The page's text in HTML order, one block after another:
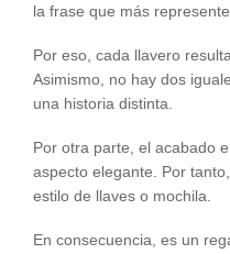
la frase que más
Por eso, cada llavero
Asimismo, no hay dos
una historia distinta.
Por otra parte, el acabado
aspecto elegante. Por
estilo de llaves o mochila.
En consecuencia, es un